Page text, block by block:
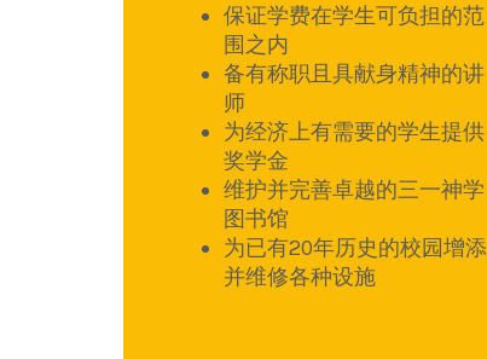
保证学费在学生可负担的范
围之内
备有称职且具献身精神的讲
师
⁠为经济上有需要的学生提供
奖学金
维护并完善卓越的三一神学
图书馆
为已有20年历史的校园增添
并维修各种设施